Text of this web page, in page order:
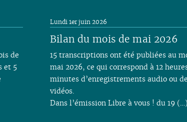
de
et 5
Bilan du mois de mai 2026
Lundi 1er juin 2026
15 transcriptions ont été publiées au
mai 2026, ce qui correspond à 12
minutes d’enregistrements audio ou de
vidéos.
Dans l’émission Libre à vous ! du 19 (…)